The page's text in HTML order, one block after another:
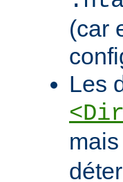
(car
Les
mais